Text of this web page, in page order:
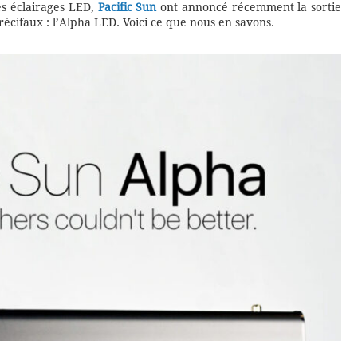
éclairages LED, Pacific Sunont annoncé récemment la sortie
: l’Alpha LED. Voici ce que nous en savons.